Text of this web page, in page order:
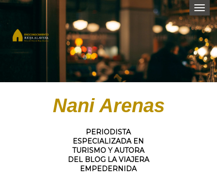
Nani Arenas
PERIODISTA
ESPECIALIZADA EN
TURISMO Y AUTORA
DEL BLOG LA VIAJERA
EMPEDERNIDA